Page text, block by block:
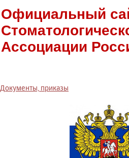
Официальный
Ассоциации
Документы, приказы